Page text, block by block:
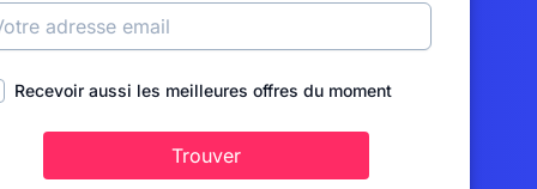
Recevoir aussi les meilleures offres du moment
Trouver